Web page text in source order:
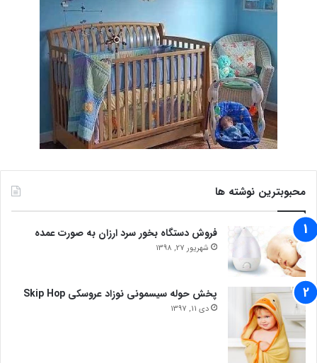
محبوبترین نوشته ها
فروش دستگاه بخور سرد ارزان به صورت عمده
شهریور 27, 1398
پخش حوله سیسمونی نوزاد عروسکی Skip Hop
دی 11, 1397